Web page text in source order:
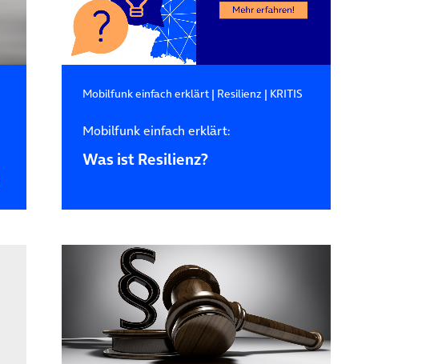
Mobilfunk einfach erklärt| Resilienz | KRITIS
Mobilfunk einfach erklärt:
Was ist Resilienz?